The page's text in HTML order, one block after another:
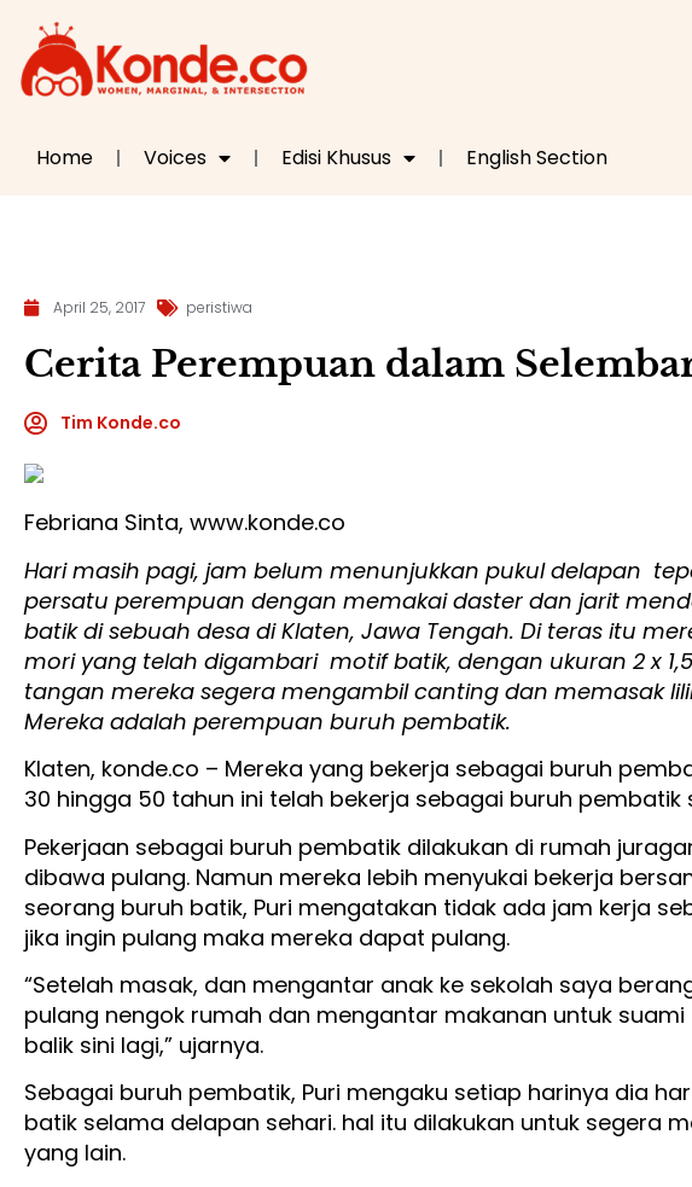
Home Voices Edisi Khusus English Section
April 25, 2017 peristiwa
Cerita Perempuan dalam
Tim Konde.co
Febriana Sinta, www.konde.co
Hari masih pagi, jam belum menunjukkan pukul delapan
persatu perempuan dengan memakai daster dan jarit
batik di sebuah desa di Klaten, Jawa Tengah. Di teras itu
mori yang telah digambari motif batik, dengan ukuran 2 x
tangan mereka segera mengambil canting dan memasak
Mereka adalah perempuan buruh pembatik.
Klaten, konde.co – Mereka yang bekerja sebagai buruh
30 hingga 50 tahun ini telah bekerja sebagai buruh pembatik
Pekerjaan sebagai buruh pembatik dilakukan di rumah
dibawa pulang. Namun mereka lebih menyukai bekerja
seorang buruh batik, Puri mengatakan tidak ada jam kerja
jika ingin pulang maka mereka dapat pulang.
“Setelah masak, dan mengantar anak ke sekolah saya
pulang nengok rumah dan mengantar makanan untuk suami
balik sini lagi,” ujarnya.
Sebagai buruh pembatik, Puri mengaku setiap harinya dia
batik selama delapan sehari. hal itu dilakukan untuk segera
yang lain.